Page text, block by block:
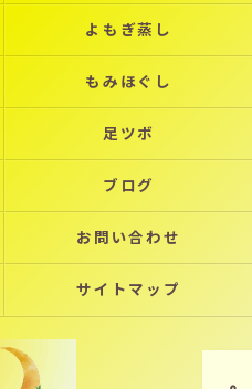
よもぎ蒸し
もみほぐし
足ツボ
ブログ
お問い合わせ
サイトマップ